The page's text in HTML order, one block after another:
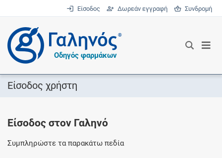
Είσοδος Δωρεάν εγγραφή Συνδρομή
®
Οδηγός φαρμάκων
Είσοδος χρήστη
Είσοδος στον Γαληνό
Συμπληρώστε τα παρακάτω πεδία